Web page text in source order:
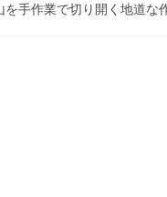
を手作業で切り開く地道